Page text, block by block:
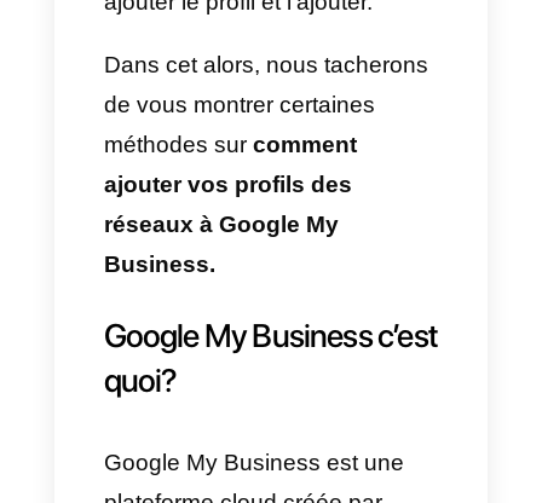
sont :
–Faire clic surEditer profil
–Aller à section des réseaux
sociaux
Faire clic sur le bouton d’ajout
Sélectionner la plateforme